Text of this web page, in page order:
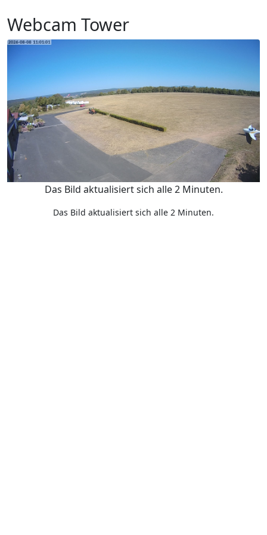
Webcam Tower
Das Bild aktualisiert sich alle 2 Minuten.
Das Bild aktualisiert sich alle 2 Minuten.